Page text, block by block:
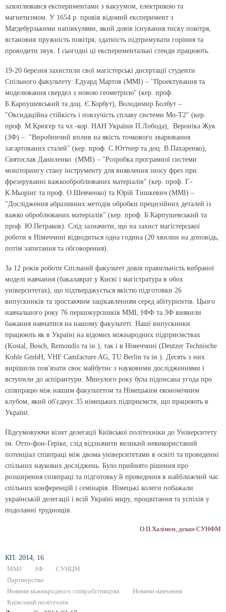
захоплювався експериментами з вакуумом, електрикою та
магнетизмом. У 1654 р. провів відомий експеримент з
Магдебурзькими напівкулями, який довів існування тиску повітря,
встановив пружність повітря, здатність підтримувати горіння та
проводити звук. І сьогодні ці експериментальні стенди працюють.
19-20 березня захистили свої магістерські дисертації студенти
Спільного факультету: Едуард Мартов (ММІ) – "Проектування та
моделювання свердел з новою геометрією" (кер. проф.
Б.Карпушевський та доц. Є.Корбут), Володимир Болбут –
"Оксидаційна стійкість і повзучість сплаву системи Мо-Т2" (кер.
проф. М.Крюгер та чл.-кор. НАН України П.Лобода), Вероніка Жук
(ЗФ) – "Виробничий вплив на якість точкового зварювання
загартованих сталей" (кер. проф. С.Юттнер та доц. В.Пахаренко),
Святослав Даниленко (ММІ) – "Розробка програмної системи
моніторингу стану інструменту для виявлення зносу фрез при
фрезеруванні важкооброблюваних матеріалів" (кер. проф. Г.-
К.Мьорінг та проф. О.Шевченко) та Юрій Тишкевич (ММІ) –
"Дослідження абразивних методів обробки прецизійних деталей із
важко оброблюваних матеріалів" (кер. проф. Б.Карпушевський та
проф. Ю.Петраков). Слід зазначити, що на захист магістерської
роботи в Німеччині відводиться одна година (20 хвилин на доповідь,
потім запитання та обговорення).
За 12 років роботи Спільний факультет довів правильність вибраної
моделі навчання (бакалаврат у Києві і магістратура в обох
університетах), що підтверджується якістю підготовки 26
випускників та зростаючим зацікавленням серед абітурієнтів. Цього
навчального року 76 першокурсників ММІ, ІФФ та ЗФ виявили
бажання навчатися на нашому факультеті. Наші випускники
працюють як в Україні на відомих міжнародних підприємствах
(Kostal, Bosch, Remondis та ін.), так і в Німеччині (Deutzer Technische
Kohle GmbH, VHF Camfacture AG, TU Berlin та ін.). Десять з них
вирішили пов'язати своє майбутнє з науковими дослідженнями і
вступили до аспірантури. Минулого року була підписана угода про
співпрацю між нашим факультетом та Німецьким економічним
клубом, який об'єднує 35 німецьких підприємств, що працюють в
Україні.
Підсумовуючи візит делегації Київської політехніки до Університету
ім. Отто-фон-Геріке, слід відзначити великий невикористаний
потенціал співпраці між двома університетами в освіті та проведенні
спільних наукових досліджень. Було прийнято рішення про
розширення співпраці та підготовку й проведення в найближчий час
спільних конференцій і семінарів. Німецькі колеги побажали
українській делегації і всій Україні миру, процвітання та успіхів у
подоланні труднощів.
О.П.Халімон, декан СУНФМ
КП: 2014, 16
ММІ ЗФ
СУНЦМ
Партнерство
Новини міжнародного співробітництва
Новини навчання
Київський політехнік